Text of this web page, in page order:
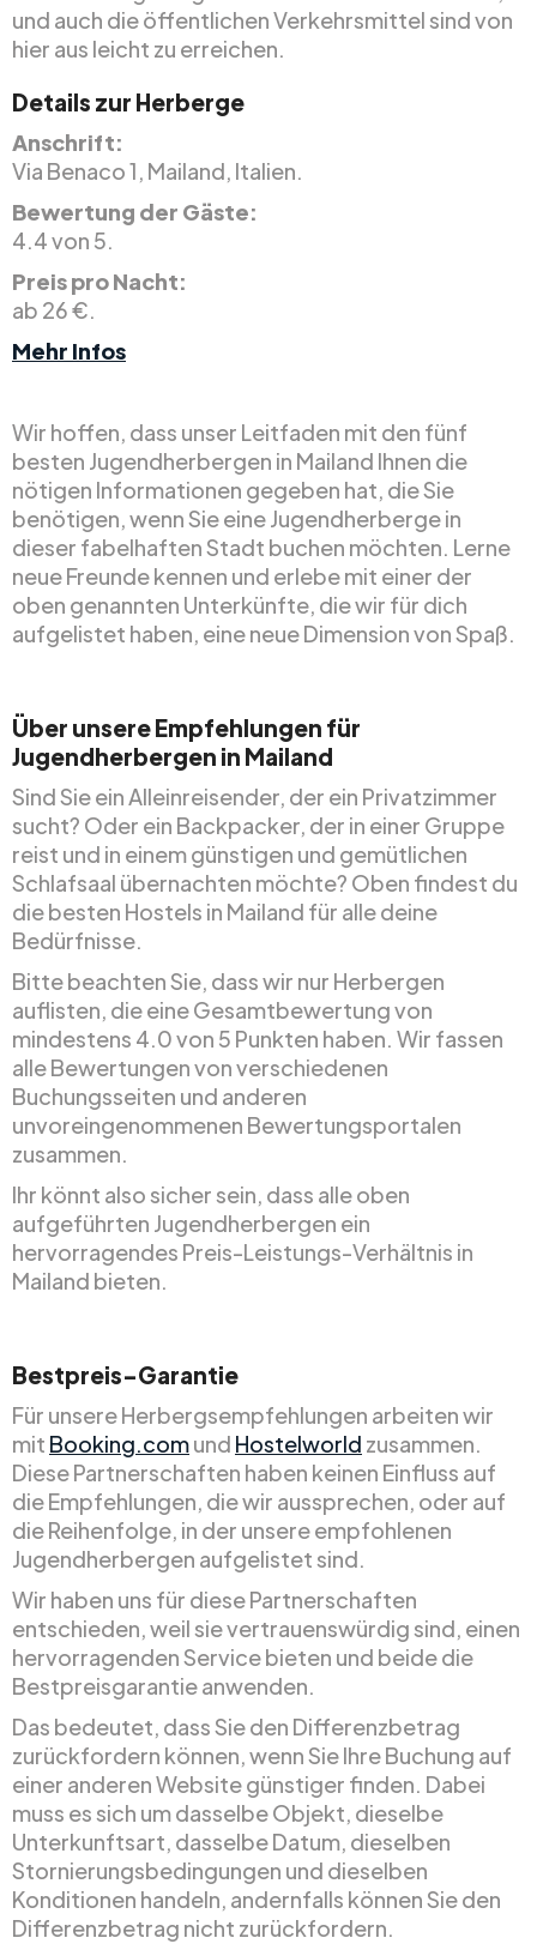
und auch die öffentlichen Verkehrsmittel sind von
hier aus leicht zu erreichen.
Details zur Herberge
Anschrift:
Via Benaco 1, Mailand, Italien.
Bewertung der Gäste:
4.4 von 5.
Preis pro Nacht:
ab 26 €.
Mehr Infos
Wir hoffen, dass unser Leitfaden mit den fünf
besten Jugendherbergen in Mailand Ihnen die
nötigen Informationen gegeben hat, die Sie
benötigen, wenn Sie eine Jugendherberge in
dieser fabelhaften Stadt buchen möchten. Lerne
neue Freunde kennen und erlebe mit einer der
oben genannten Unterkünfte, die wir für dich
aufgelistet haben, eine neue Dimension von Spaß.
Über unsere Empfehlungen für
Jugendherbergen in Mailand
Sind Sie ein Alleinreisender, der ein Privatzimmer
sucht? Oder ein Backpacker, der in einer Gruppe
reist und in einem günstigen und gemütlichen
Schlafsaal übernachten möchte? Oben findest du
die besten Hostels in Mailand für alle deine
Bedürfnisse.
Bitte beachten Sie, dass wir nur Herbergen
auflisten, die eine Gesamtbewertung von
mindestens 4.0 von 5 Punkten haben. Wir fassen
alle Bewertungen von verschiedenen
Buchungsseiten und anderen
unvoreingenommenen Bewertungsportalen
zusammen.
Ihr könnt also sicher sein, dass alle oben
aufgeführten Jugendherbergen ein
hervorragendes Preis-Leistungs-Verhältnis in
Mailand bieten.
Bestpreis-Garantie
Für unsere Herbergsempfehlungen arbeiten wir
mit Booking.comund Hostelworld zusammen.
Diese Partnerschaften haben keinen Einfluss auf
die Empfehlungen, die wir aussprechen, oder auf
die Reihenfolge, in der unsere empfohlenen
Jugendherbergen aufgelistet sind.
Wir haben uns für diese Partnerschaften
entschieden, weil sie vertrauenswürdig sind, einen
hervorragenden Service bieten und beide die
Bestpreisgarantie anwenden.
Das bedeutet, dass Sie den Differenzbetrag
zurückfordern können, wenn Sie Ihre Buchung auf
einer anderen Website günstiger finden. Dabei
muss es sich um dasselbe Objekt, dieselbe
Unterkunftsart, dasselbe Datum, dieselben
Stornierungsbedingungen und dieselben
Konditionen handeln, andernfalls können Sie den
Differenzbetrag nicht zurückfordern.